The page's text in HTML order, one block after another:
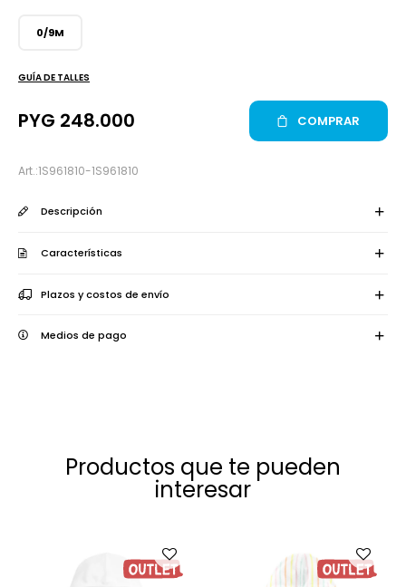
1S961810-1S961810
0/9M
GUÍA DE TALLES
PYG 248.000 COMPRAR
Descripción
Características
Plazos y costos de envío
Medios de pago
Productos que te pueden
interesar